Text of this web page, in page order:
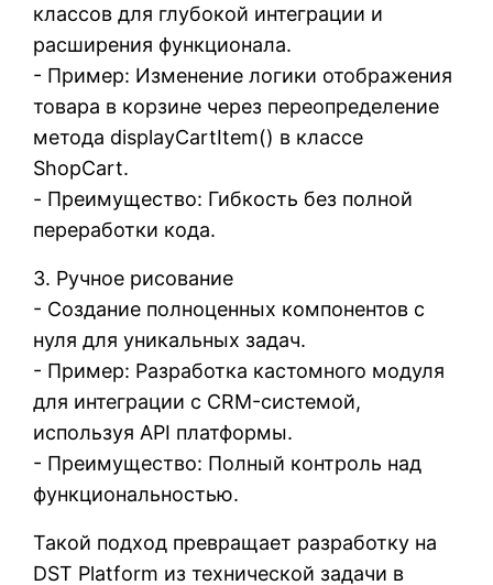
классов для глубокой интеграции и
расширения функционала.
- Пример: Изменение логики отображения
товара в корзине через переопределение
метода displayCartItem() в классе
ShopCart.
- Преимущество: Гибкость без полной
переработки кода.
3. Ручное рисование
- Создание полноценных компонентов с
нуля для уникальных задач.
- Пример: Разработка кастомного модуля
для интеграции с CRM-системой,
используя API платформы.
- Преимущество: Полный контроль над
функциональностью.
Такой подход превращает разработку на
DST Platform из технической задачи в